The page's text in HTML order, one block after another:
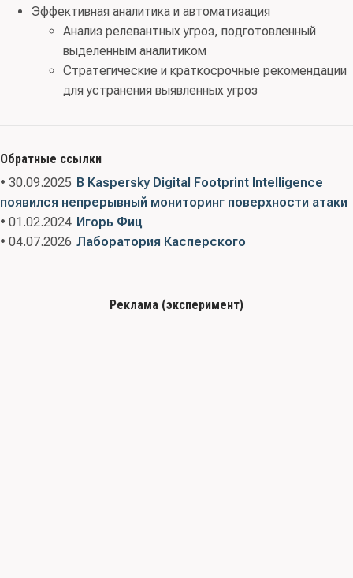
Эффективная аналитика и автоматизация
Анализ релевантных угроз, подготовленный
выделенным аналитиком
Стратегические и краткосрочные рекомендации
для устранения выявленных угроз
Обратные ссылки
• 30.09.2025 В Kaspersky Digital Footprint Intelligence
появился непрерывный мониторинг поверхности атаки
• 01.02.2024 Игорь Фиц
• 04.07.2026 Лаборатория Касперского
Реклама (эксперимент)